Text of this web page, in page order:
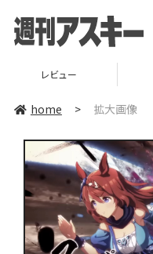
レビュー
home > 拡大画像